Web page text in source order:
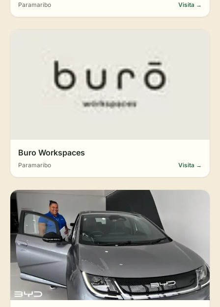
Paramaribo Visita →
Buro Workspaces
Paramaribo Visita →